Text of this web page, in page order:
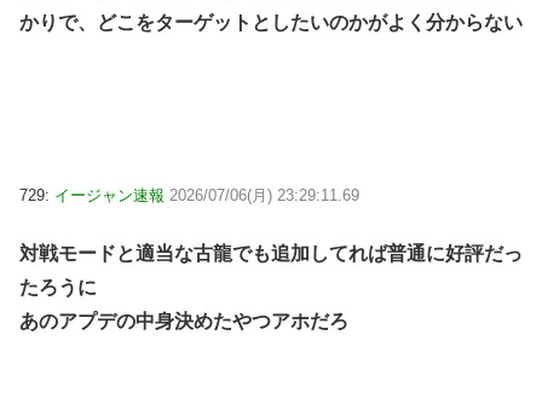
かりで、どこをターゲットとしたいのかがよく分からない
729: イージャン速報 2026/07/06(月) 23:29:11.69
対戦モードと適当な古龍でも追加してれば普通に好評だっ
たろうに
あのアプデの中身決めたやつアホだろ